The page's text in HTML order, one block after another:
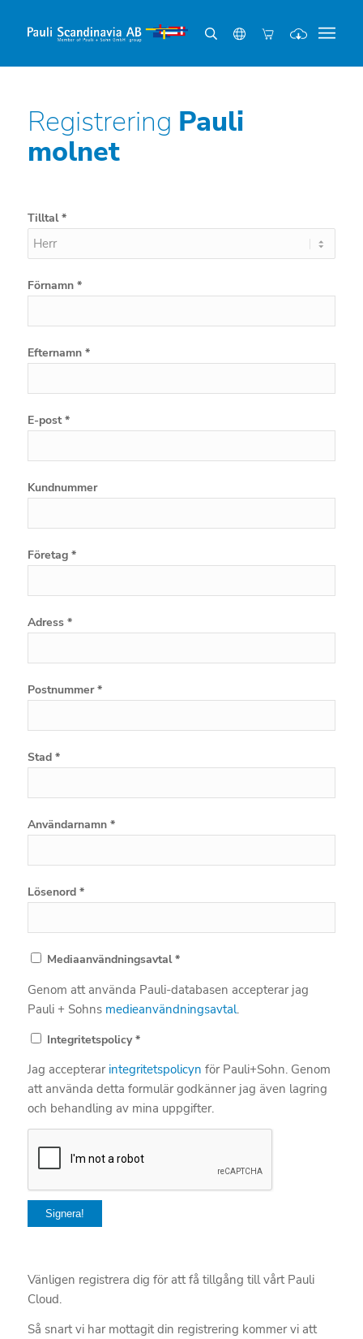
Registrering Pauli
molnet
Tilltal *
Förnamn *
Efternamn *
E-post *
Kundnummer
Företag *
Adress *
Postnummer *
Stad *
Användarnamn *
Lösenord *
Mediaanvändningsavtal *
Genom att använda Pauli-databasen accepterar jag
Pauli + Sohns medieanvändningsavtal.
Integritetspolicy *
Jag accepterar integritetspolicyn för Pauli+Sohn. Genom
att använda detta formulär godkänner jag även lagring
och behandling av mina uppgifter.
Vänligen registrera dig för att få tillgång till vårt Pauli
Cloud.
Så snart vi har mottagit din registrering kommer vi att